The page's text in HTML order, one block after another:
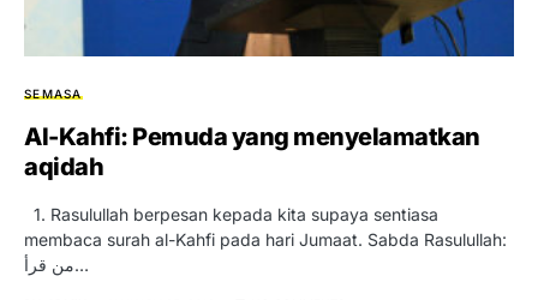
SEMASA
Al-Kahfi: Pemuda yang menyelamatkan
aqidah
1. Rasulullah berpesan kepada kita supaya sentiasa
membaca surah al-Kahfi pada hari Jumaat. Sabda Rasulullah:
من قرأ…